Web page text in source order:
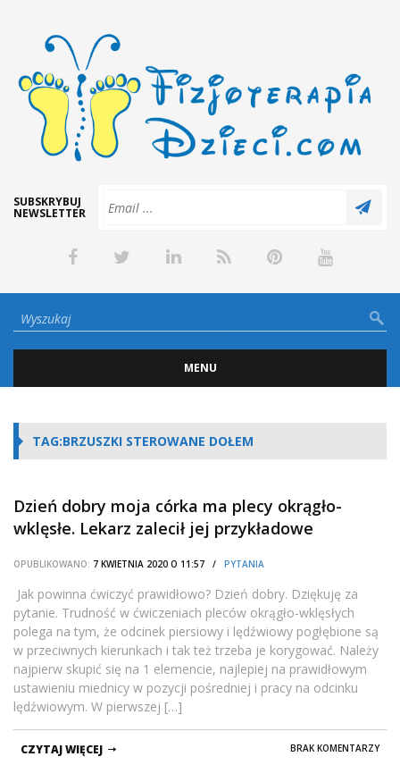
SUBSKRYBUJ
NEWSLETTER
MENU
TAG:BRZUSZKI STEROWANE DOŁEM
Dzień dobry moja córka ma plecy okrągło-
wklęsłe. Lekarz zalecił jej przykładowe
bo co innego musi ćwiczyć „dołem” ciała a co
innego „górą”. Jak powinna ćwiczyć
prawidłowo?
OPUBLIKOWANO: 7 KWIETNIA 2020 O 11:57 / PYTANIA
Jak powinna ćwiczyć prawidłowo? Dzień dobry. Dziękuję za
pytanie. Trudność w ćwiczeniach pleców okrągło-wklęsłych
polega na tym, że odcinek piersiowy i lędźwiowy pogłębione są
w przeciwnych kierunkach i tak też trzeba je korygować. Należy
najpierw skupić się na 1 elemencie, najlepiej na prawidłowym
ustawieniu miednicy w pozycji pośredniej i pracy na odcinku
lędźwiowym. W pierwszej […]
BRAK KOMENTARZY
CZYTAJ WIĘCEJ